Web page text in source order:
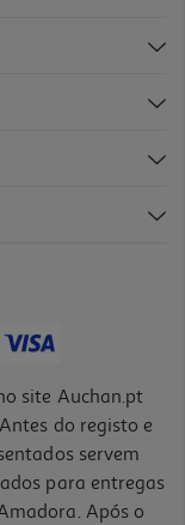
site Auchan.pt
do registo e
servem
para entregas
Após o